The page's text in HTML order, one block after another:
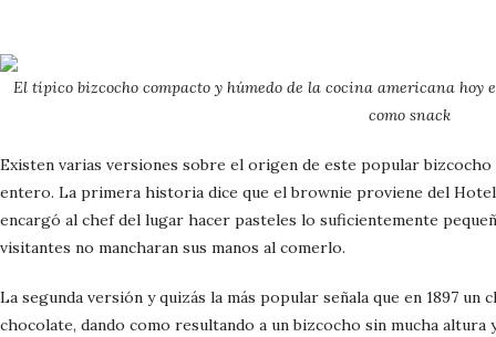
El típico bizcocho compacto y húmedo de la cocina americana hoy
como snack
Existen varias versiones sobre el origen de este popular
entero. La primera historia dice que el brownie proviene del
encargó al chef del lugar hacer pasteles lo suficientemente
visitantes no mancharan sus manos al comerlo.
La segunda versión y quizás la más popular señala que en 1897
chocolate, dando como resultando a un bizcocho sin mucha